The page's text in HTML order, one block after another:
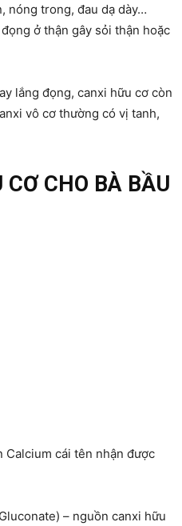
nóng trong, đau dạ dày…
ở thận gây sỏi thận hoặc
lắng đọng, canxi hữu cơ còn
vô cơ thường có vị tanh,
CHO BÀ BẦU
Calcium cái tên nhận được
– nguồn canxi hữu